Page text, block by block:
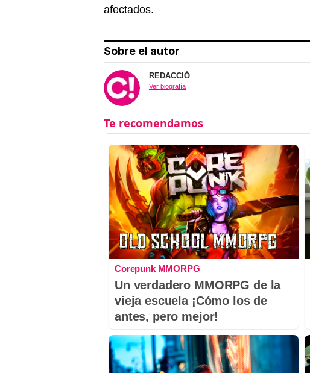
afectados.
Sobre el autor
REDACCIÓ
Ver biografía
Corepunk MMORPG
Un verdadero MMORPG de la
vieja escuela ¡Cómo los de
antes, pero mejor!